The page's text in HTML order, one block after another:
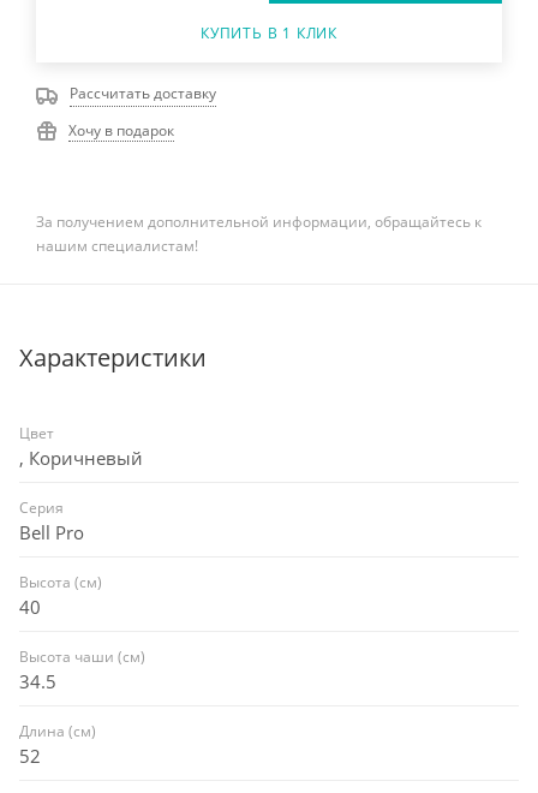
КУПИТЬ В 1 КЛИК
Рассчитать доставку
Хочу в подарок
За получением дополнительной информации, обращайтесь к
нашим специалистам!
Характеристики
Цвет
, Коричневый
Серия
Bell Pro
Высота (см)
40
Высота чаши (см)
34.5
Длина (см)
52